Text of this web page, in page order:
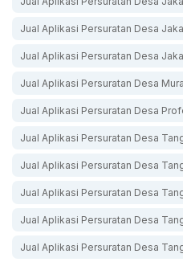
Jual Aplikasi Persuratan Desa
Jual Aplikasi Persuratan Desa
Jual Aplikasi Persuratan Desa
Jual Aplikasi Persuratan Desa
Jual Aplikasi Persuratan Desa
Jual Aplikasi Persuratan Desa
Jual Aplikasi Persuratan Desa
Jual Aplikasi Persuratan Desa
Jual Aplikasi Persuratan Desa